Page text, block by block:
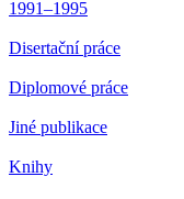
1991–1995
Disertační práce
Diplomové práce
Jiné publikace
Knihy